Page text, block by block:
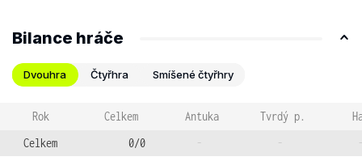
Bilance hráče
Dvouhra Čtyřhra Smíšené čtyřhry
Rok Celkem Antuka Tvrdý p.
Celkem
0/0 - -